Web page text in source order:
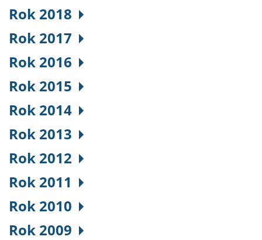
Rok 2018
Rok 2017
Rok 2016
Rok 2015
Rok 2014
Rok 2013
Rok 2012
Rok 2011
Rok 2010
Rok 2009